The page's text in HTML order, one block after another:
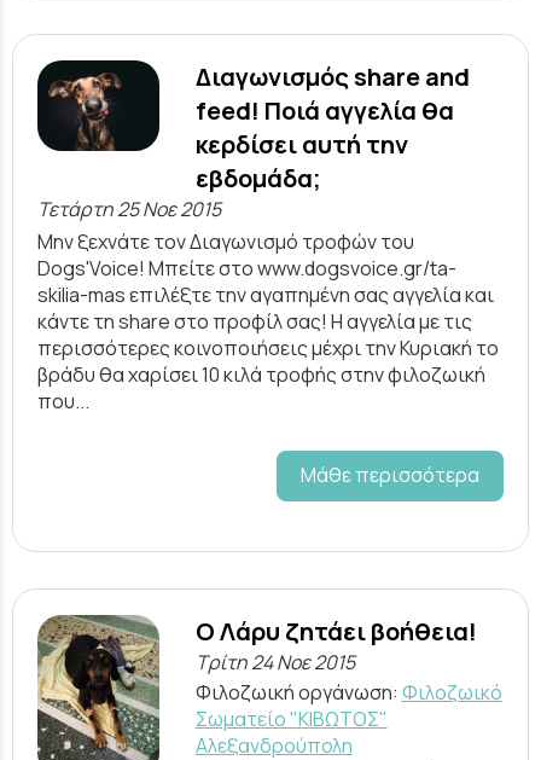
Διαγωνισμός share and
feed! Ποιά αγγελία θα
κερδίσει αυτή την
εβδομάδα;
Τετάρτη 25 Νοε 2015
Μην ξεχνάτε τον Διαγωνισμό τροφών του
Dogs'Voice! Μπείτε στο www.dogsvoice.gr/ta-
skilia-mas επιλέξτε την αγαπημένη σας αγγελία και
κάντε τη share στο προφίλ σας! Η αγγελία με τις
περισσότερες κοινοποιήσεις μέχρι την Κυριακή το
βράδυ θα χαρίσει 10 κιλά τροφής στην φιλοζωική
που...
Μάθε περισσότερα
Ο Λάρυ ζητάει βοήθεια!
Τρίτη 24 Νοε 2015
Φιλοζωική οργάνωση: Φιλοζωικό
Σωματείο "ΚΙΒΩΤΟΣ"
Αλεξανδρούπολη